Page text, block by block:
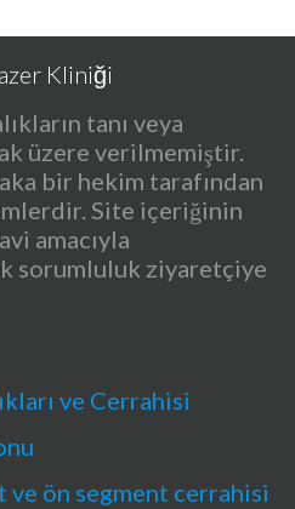
tanı veya
üzere verilmemiştir.
bir hekim tarafından
Site içeriğinin
amacıyla
sorumluluk ziyaretçiye
ve Cerrahisi
ön segment cerrahisi